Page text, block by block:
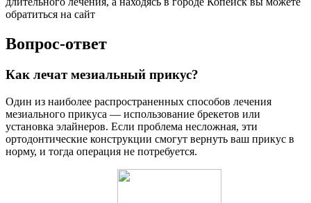
обратиться на сайт
Вопрос-ответ
Как лечат мезиальный прикус?
Один из наиболее распространенных способов лечения
мезиального прикуса — использование брекетов или
установка элайнеров. Если проблема несложная, эти
ортодонтические конструкции смогут вернуть ваш прикус в
норму, и тогда операция не потребуется.